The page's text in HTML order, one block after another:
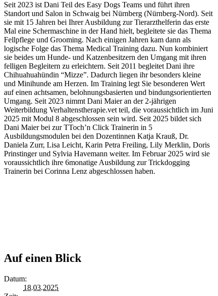
Seit 2023 ist Dani Teil des Easy Dogs Teams und führt ihren
Standort und Salon in Schwaig bei Nürnberg (Nürnberg-Nord). Seit
sie mit 15 Jahren bei Ihrer Ausbildung zur Tierarzthelferin das erste
Mal eine Schermaschine in der Hand hielt, begleitete sie das Thema
Fellpflege und Grooming. Nach einigen Jahren kam dann als
logische Folge das Thema Medical Training dazu. Nun kombiniert
sie beides um Hunde- und Katzenbesitzern den Umgang mit ihren
felligen Begleitern zu erleichtern. Seit 2011 begleitet Dani ihre
Chihuahuahündin “Mizze”. Dadurch liegen ihr besonders kleine
und Minihunde am Herzen. Im Training legt Sie besonderen Wert
auf einen achtsamen, belohnungsbasierten und bindungsorientierten
Umgang. Seit 2023 nimmt Dani Maier an der 2-jährigen
Weiterbildung Verhaltenstherapie.vet teil, die voraussichtlich im Juni
2025 mit Modul 8 abgeschlossen sein wird. Seit 2025 bildet sich
Dani Maier bei zur TToch’n Click Trainerin in 5
Ausbildungsmodulen bei den Dozentinnen Katja Krauß, Dr.
Daniela Zurr, Lisa Leicht, Karin Petra Freiling, Lily Merklin, Doris
Prinstinger und Sylvia Havemann weiter. Im Februar 2025 wird sie
voraussichtlich ihre 6monatige Ausbildung zur Trickdogging
Trainerin bei Corinna Lenz abgeschlossen haben.
Auf einen Blick
Datum:
18.03.2025